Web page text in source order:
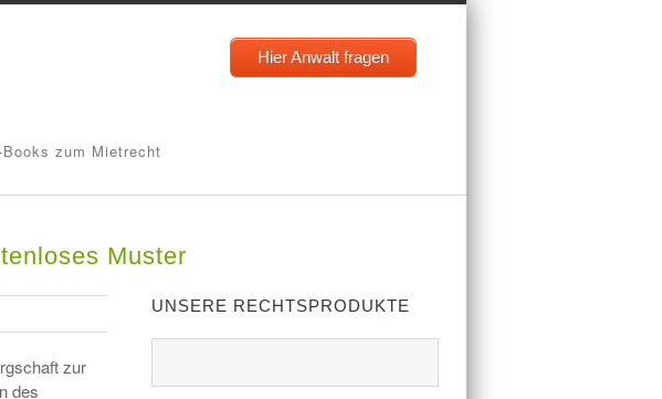
Hier Anwalt fragen
Books zum Mietrecht
Muster
zur
des
UNSERE RECHTSPRODUKTE